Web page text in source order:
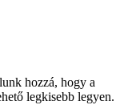
hozzá, hogy a
legkisebb legyen.